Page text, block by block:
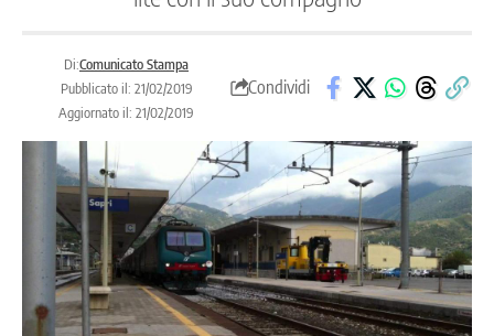
Di:Comunicato Stampa
Pubblicato il: 21/02/2019
Aggiornato il: 21/02/2019
Condividi